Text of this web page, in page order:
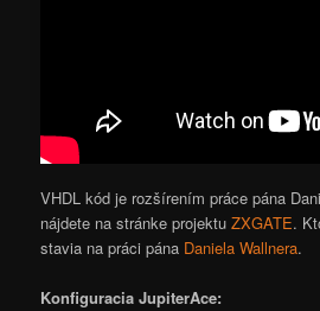
VHDL kód je rozšírením práce pána
nájdete na stránke projektuZXGATE.
stavia na práci pána Daniela Wallnera.
Konfiguracia JupiterAce: